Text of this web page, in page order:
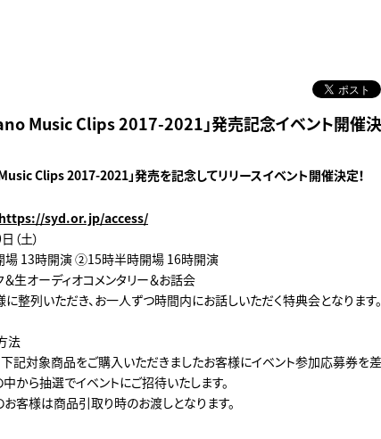
Music Clips 2017-2021」発売記念イベント開催決
Clips 2017-2021」発売を記念してリリースイベント開催決定！
https://syd.or.jp/access/
（土）
場 13時開演 ②15時半時開場 16時開演
＆生オーディオコメンタリー＆お話会
に整列いただき、お一人ずつ時間内にお話しいただく特典会となります。
法
記対象商品をご購入いただきましたお客様にイベント参加応募券を差
から抽選でイベントにご招待いたします。
客様は商品引取り時のお渡しとなります。